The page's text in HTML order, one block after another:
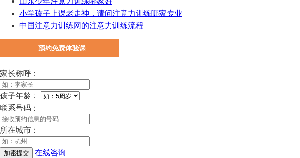
小学孩子上课老走神，请问注意力训练哪家专业
中国注意力训练网的注意力训练流程
预约免费体验课
家长称呼：
孩子年龄：
联系号码：
所在城市：
在线咨询